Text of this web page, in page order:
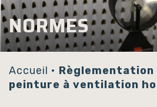
NORMES
Accueil • Règlementation
peinture à ventilation
Panneau de gestion des